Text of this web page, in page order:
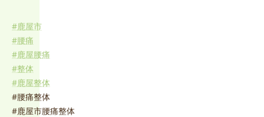
#鹿屋市
#腰痛
#鹿屋腰痛
#整体
#鹿屋整体
#腰痛整体
#鹿屋市腰痛整体